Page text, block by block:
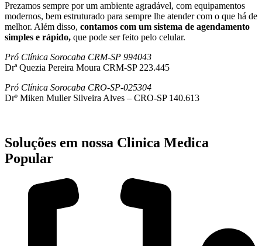
Prezamos sempre por um ambiente agradável, com equipamentos
modernos, bem estruturado para sempre lhe atender com o que há de
melhor. Além disso, contamos com um sistema de agendamento
simples e rápido, que pode ser feito pelo celular.
Pró Clínica Sorocaba CRM-SP 994043
Drª Quezia Pereira Moura CRM-SP 223.445
Pró Clínica Sorocaba CRO-SP-025304
Drº Miken Muller Silveira Alves – CRO-SP 140.613
Soluções em nossa Clinica Medica
Popular